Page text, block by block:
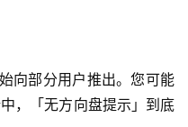
向部分用户推出。您可能
，「无方向盘提示」到底